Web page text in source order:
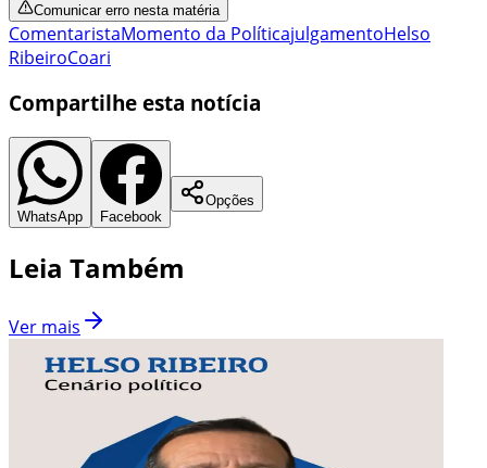
Comunicar erro nesta matéria
ComentaristaMomento da PolíticajulgamentoHelso
RibeiroCoari
Compartilhe esta notícia
WhatsApp Facebook
Opções
Leia Também
Ver mais